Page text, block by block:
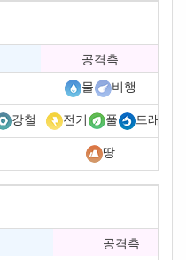
공격측
물
비행
강철 전기 풀
드래곤
땅
공격측